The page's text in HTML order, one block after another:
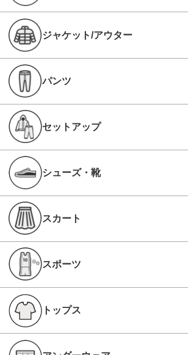
ジャケット/アウター
パンツ
セットアップ
シューズ・靴
スカート
スポーツ
トップス